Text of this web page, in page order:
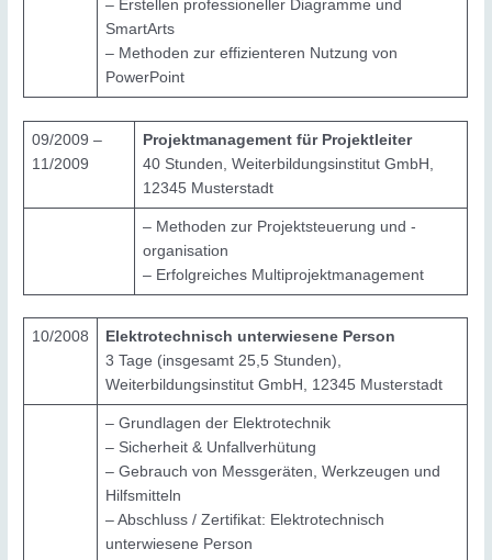
– Erstellen professioneller Diagramme und
SmartArts
– Methoden zur effizienteren Nutzung von
PowerPoint
09/2009 –
11/2009
Projektmanagement für Projektleiter
40 Stunden, Weiterbildungsinstitut GmbH,
12345 Musterstadt
– Methoden zur Projektsteuerung und -
organisation
– Erfolgreiches Multiprojektmanagement
10/2008
Elektrotechnisch unterwiesene Person
3 Tage (insgesamt 25,5 Stunden),
Weiterbildungsinstitut GmbH, 12345 Musterstadt
– Grundlagen der Elektrotechnik
– Sicherheit & Unfallverhütung
– Gebrauch von Messgeräten, Werkzeugen und
Hilfsmitteln
– Abschluss / Zertifikat: Elektrotechnisch
unterwiesene Person